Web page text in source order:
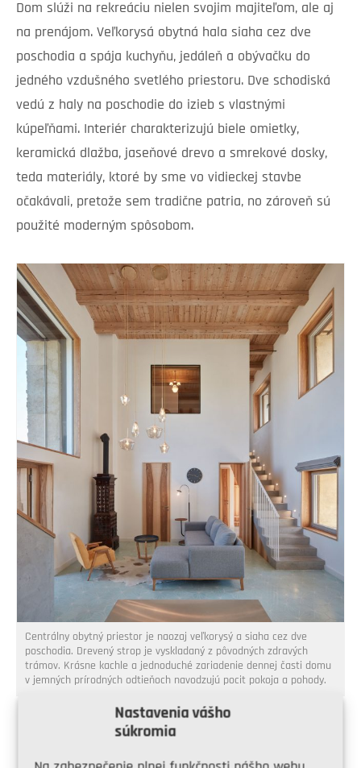
Nastavenia vášho
súkromia
Dom slúži na rekreáciu nielen svojim majiteľom, ale aj
na prenájom. Veľkorysá obytná hala siaha cez dve
poschodia a spája kuchyňu, jedáleň a obývačku do
jedného vzdušného svetlého priestoru. Dve schodiská
vedú z haly na poschodie do izieb s vlastnými
kúpeľňami. Interiér charakterizujú biele omietky,
keramická dlažba, jaseňové drevo a smrekové dosky,
teda materiály, ktoré by sme vo vidieckej stavbe
očakávali, pretože sem tradične patria, no zároveň sú
použité moderným spôsobom.
Centrálny obytný priestor je naozaj veľkorysý a siaha cez dve
poschodia. Drevený strop je vyskladaný z pôvodných zdravých
trámov. Krásne kachle a jednoduché zariadenie dennej časti domu
v jemných prírodných odtieňoch navodzujú pocit pokoja a pohody.
NEHNUTEĽNOSŤ